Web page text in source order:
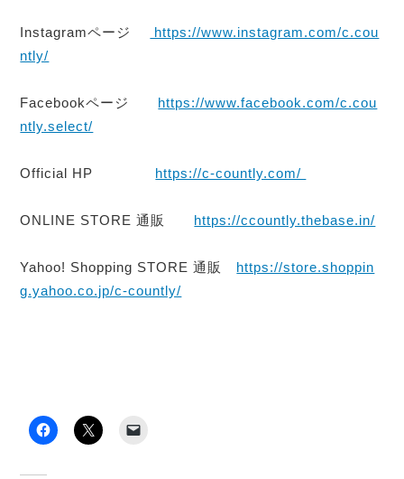
Instagramページ
https://www.instagram.com/c.cou
ntly/
Facebookページ https://www.facebook.com/c.cou
ntly.select/
Official HP https://c-countly.com/
ONLINE STORE 通販 https://ccountly.thebase.in/
Yahoo! Shopping STORE 通販 https://store.shoppin
g.yahoo.co.jp/c-countly/